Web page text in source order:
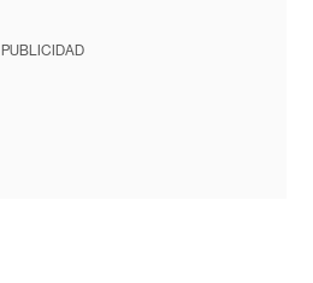
PUBLICIDAD